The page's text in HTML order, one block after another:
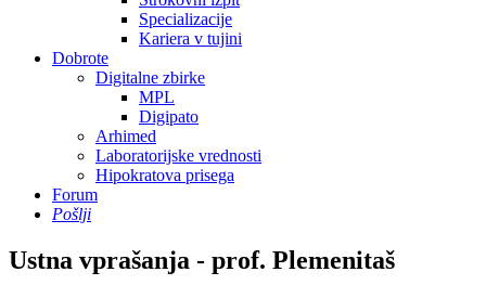
Specializacije
Kariera v tujini
Dobrote
Digitalne zbirke
MPL
Digipato
Arhimed
Laboratorijske vrednosti
Hipokratova prisega
Forum
Pošlji
Ustna vprašanja - prof. Plemenitaš